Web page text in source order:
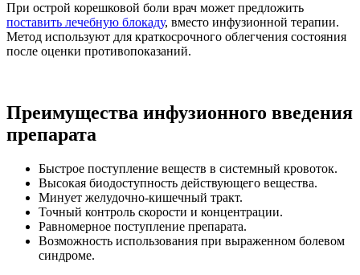
При острой корешковой боли врач может предложить
поставить лечебную блокаду, вместо инфузионной терапии.
Метод используют для краткосрочного облегчения состояния
после оценки противопоказаний.
Преимущества инфузионного введения
препарата
Быстрое поступление веществ в системный кровоток.
Высокая биодоступность действующего вещества.
Минует желудочно-кишечный тракт.
Точный контроль скорости и концентрации.
Равномерное поступление препарата.
Возможность использования при выраженном болевом
синдроме.